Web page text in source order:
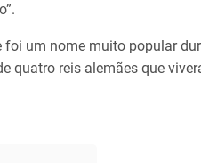
foi um nome muito popular
quatro reis alemães que